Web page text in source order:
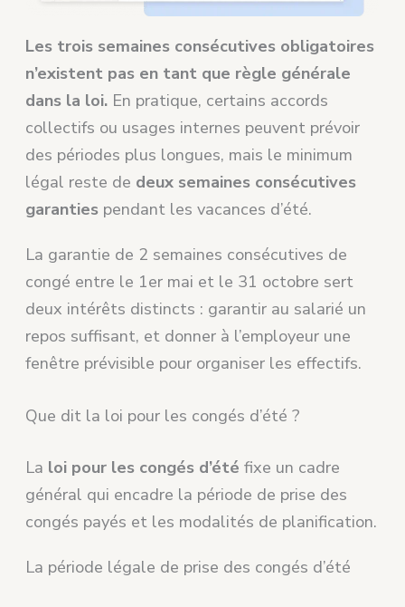
Les trois semaines consécutives obligatoires
n’existent pas en tant que règle générale
dans la loi. En pratique, certains accords
collectifs ou usages internes peuvent prévoir
des périodes plus longues, mais le minimum
légal reste de deux semaines consécutives
garanties pendant les vacances d’été.
La garantie de 2 semaines consécutives de
congé entre le 1er mai et le 31 octobre sert
deux intérêts distincts : garantir au salarié un
repos suffisant, et donner à l’employeur une
fenêtre prévisible pour organiser les effectifs.
Que dit la loi pour les congés d’été ?
La loi pour les congés d’été fixe un cadre
général qui encadre la période de prise des
congés payés et les modalités de planification.
La période légale de prise des congés d’été